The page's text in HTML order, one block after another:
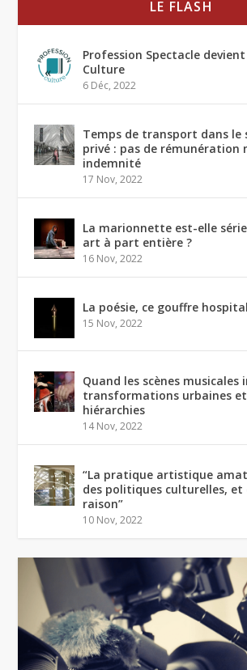
LE FLASH
Profession Spectacle
Culture
6 Déc, 2022
Temps de transport dans le
privé : pas de rémunération
indemnité
17 Nov, 2022
La marionnette est-elle
art à part entière ?
16 Nov, 2022
La poésie, ce gouffre
15 Nov, 2022
Quand les scènes musicales
transformations urbaines
hiérarchies
14 Nov, 2022
“La pratique artistique
des politiques culturelles, et
raison”
10 Nov, 2022